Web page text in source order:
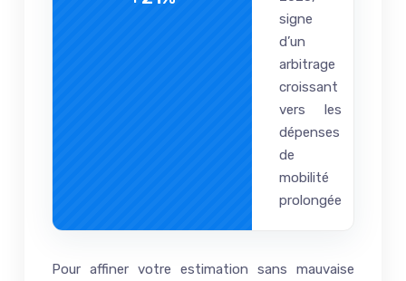
signe
d’un
arbitrage
croissant
vers les
dépenses
de
mobilité
prolongée
Pour affiner votre estimation sans mauvaise